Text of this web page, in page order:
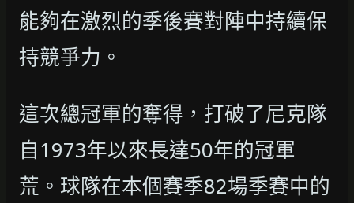
能夠在激烈的季後賽對陣中持續保
持競爭力。
這次總冠軍的奪得，打破了尼克隊
自1973年以來長達50年的冠軍
荒。球隊在本個賽季82場季賽中的